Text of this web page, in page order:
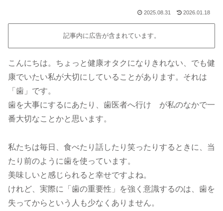
2025.08.31 2026.01.18
記事内に広告が含まれています。
こんにちは。ちょっと健康オタクになりきれない、でも健
康でいたい私が大切にしていることがあります。それは
「歯」です。
歯を大事にするにあたり、歯医者へ行け が私のなかで一
番大切なことかと思います。
私たちは毎日、食べたり話したり笑ったりするときに、当
たり前のように歯を使っています。
美味しいと感じられると幸せですよね。
けれど、実際に「歯の重要性」を強く意識するのは、歯を
失ってからという人も少なくありません。